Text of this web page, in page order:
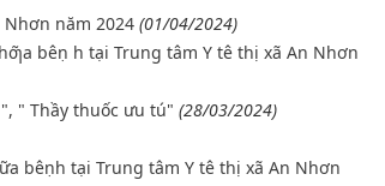
năm 2024 (01/04/2024)
bêṇ h tại Trung tâm Y tê thị xã An Nhơn
" Thầy thuốc ưu tú" (28/03/2024)
bêṇh tại Trung tâm Y tê thị xã An Nhơn